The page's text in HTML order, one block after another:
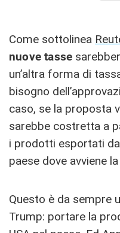
Come sottolinea
nuove tasse
un’altra forma di
bisogno
caso, se la proposta
sarebbe costretta a
i prodotti esportati
paese dove avviene
Questo è da sempre
Trump: portare la